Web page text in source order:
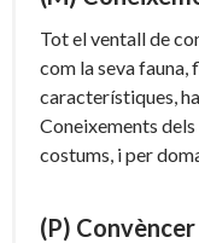
Tot el ventall de
com la seva fauna,
característiques,
Coneixements
costums, i per
(P) Convèncer